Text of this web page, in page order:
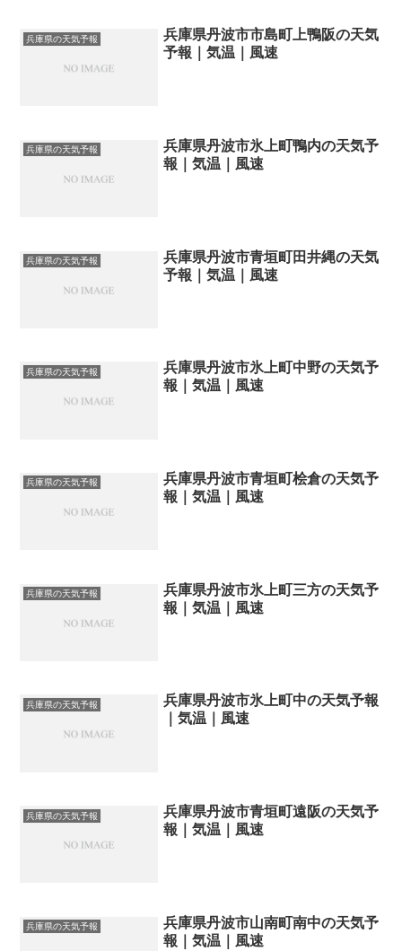
兵庫県の天気予報
兵庫県丹波市市島町上鴨阪の天気
予報｜気温｜風速
兵庫県の天気予報
兵庫県丹波市氷上町鴨内の天気予
報｜気温｜風速
兵庫県の天気予報
兵庫県丹波市青垣町田井縄の天気
予報｜気温｜風速
兵庫県の天気予報
兵庫県丹波市氷上町中野の天気予
報｜気温｜風速
兵庫県の天気予報
兵庫県丹波市青垣町桧倉の天気予
報｜気温｜風速
兵庫県の天気予報
兵庫県丹波市氷上町三方の天気予
報｜気温｜風速
兵庫県の天気予報
兵庫県丹波市氷上町中の天気予報
｜気温｜風速
兵庫県の天気予報
兵庫県丹波市青垣町遠阪の天気予
報｜気温｜風速
兵庫県の天気予報
兵庫県丹波市山南町南中の天気予
報｜気温｜風速